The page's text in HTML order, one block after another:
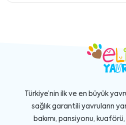
Türkiye’nin ilk ve en büyük
sağlık garantili yavruların
bakımı, pansiyonu,